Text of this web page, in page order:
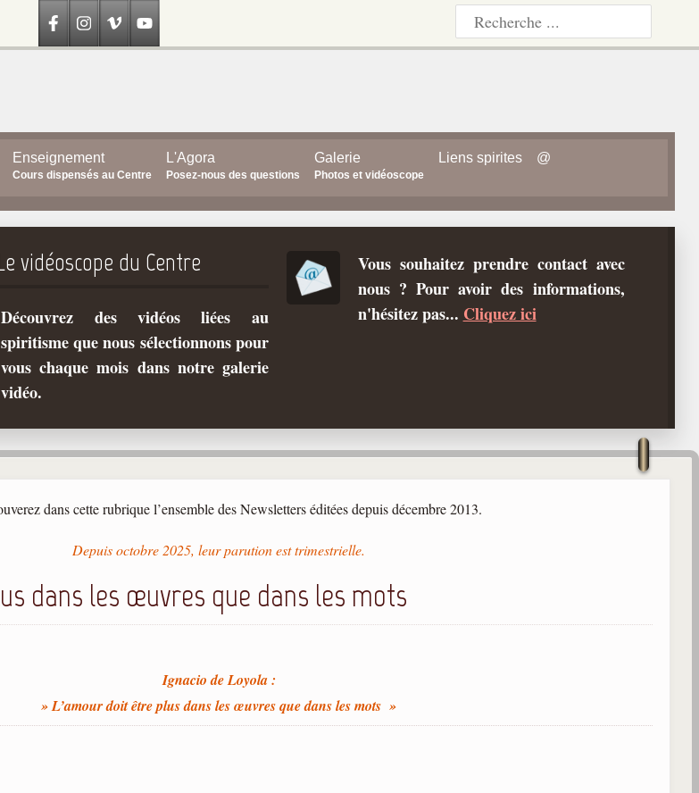
Enseignement
Cours dispensés au Centre
L'Agora
Posez-nous des questions
Galerie
Photos et vidéoscope
Liens spirites @
vidéoscope du Centre
Découvrez des vidéos liées au
spiritisme que nous sélectionnons pour
vous chaque mois dans notre galerie
vidéo.
Vous souhaitez prendre contact avec
nous ? Pour avoir des informations,
n'hésitez pas... Cliquez ici
dans cette rubrique l’ensemble des Newsletters éditées depuis décembre 2013.
Depuis octobre 2025, leur parution est trimestrielle.
dans les œuvres que dans les mots
Ignacio de Loyola :
» L’amour doit être plus dans les œuvres que dans les mots »